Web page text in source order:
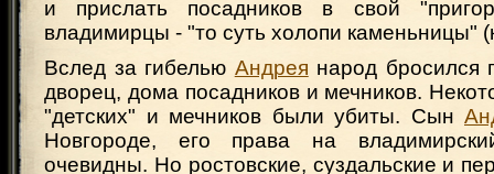
и прислать посадников в свой
владимирцы - "то суть холопи каменьницы"
Вслед за гибелью Андрея народ бросился
дворец, дома посадников и мечников.
"детских" и мечников были убиты. Сын
Новгороде, его права на
очевидны. Но ростовские, суздальские и